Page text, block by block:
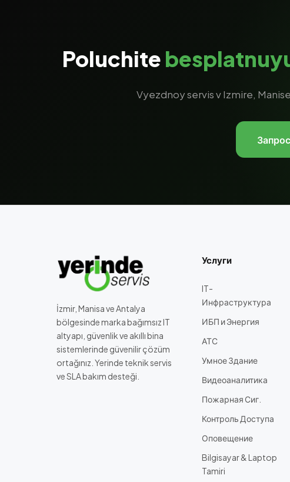
Poluchite
Vyezdnoy servis v Izmire,
İzmir, Manisa ve Antalya
bölgesinde marka bağımsız IT
altyapı, güvenlik ve akıllı bina
sistemlerinde güvenilir çözüm
ortağınız. Yerinde teknik servis
ve SLA bakım desteği.
Услуги
IT-
Инфраструктура
ИБП и Энергия
АТС
Умное Здание
Видеоаналитика
Пожарная Сиг.
Контроль Доступа
Оповещение
Bilgisayar & Laptop
Tamiri